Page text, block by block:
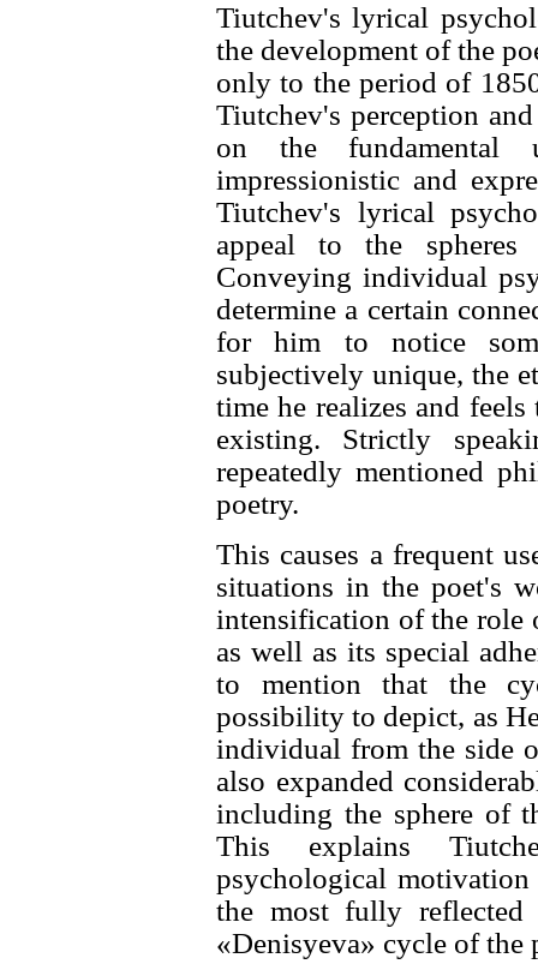
Tiutchev's lyrical
the development of the
only to the period of
Tiutchev's perception
on the
impressionistic and
Tiutchev's lyrical
appeal to the spheres
Conveying individual
determine a certain
for him to notice
subjectively unique, the
time he realizes and
existing. Strictly
repeatedly mentioned
poetry.
This causes a frequent
situations in the poet's
intensification of the role
as well as its special
to mention that the
possibility to depict, as
individual from the side
also expanded
including the sphere of
This explains
psychological
the most fully reflected
«Denisyeva» cycle of the